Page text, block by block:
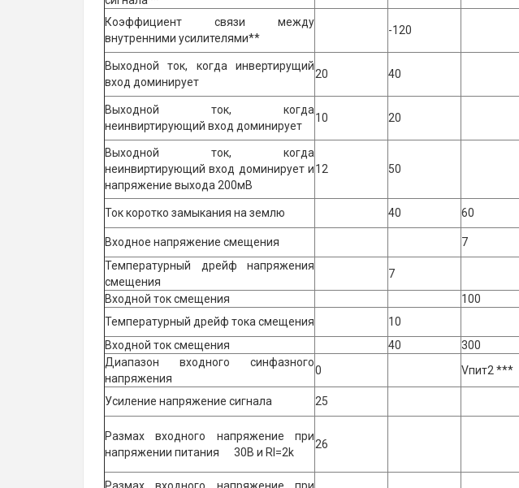
Коэффициент связи между
внутренними усилителями**
-120
Выходной ток, когда инвертирущий
вход доминирует
20 40
Выходной ток, когда
неинвиртирующий вход доминирует
10 20
Выходной ток, когда
неинвиртирующий вход доминирует и
напряжение выхода 200мВ
12 50
Ток коротко замыкания на землю 40 60
Входное напряжение смещения 7
Температурный дрейф напряжения
смещения
7
Входной ток смещения
100
Температурный дрейф тока смещения
10
Входной ток смещения
40 300
Диапазон входного синфазного
напряжения
0 Vпит2 ***
Усиление напряжение сигнала 25
Размах входного напряжение при
напряжении питания 30В и Rl=2k
26